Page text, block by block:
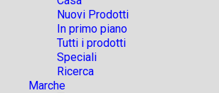
Nuovi Prodotti
In primo piano
Tutti i prodotti
Speciali
Ricerca
Marche